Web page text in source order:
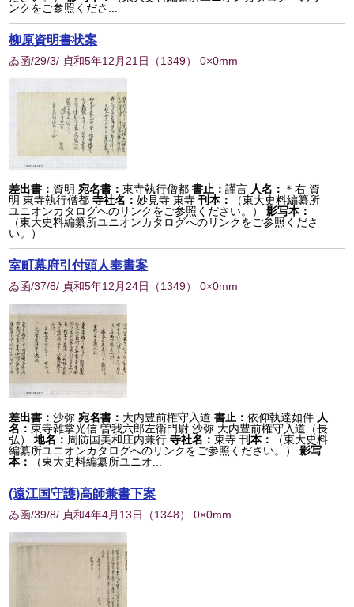
ンクをご参照くださ...
柳原資明書状案
ゐ函/29/3/ 貞和5年12月21日 （1349） 0×0mm
差出書： 資明 宛名書：東寺執行僧都 書止：謹言 人名： ＊右 資
明 東寺執行僧都 寺社名：妙見寺 東寺 刊本：
（東大史料編纂所
ユニオンカタログへのリンクをご参照ください。）
影写本：
（東大史料編纂所ユニオンカタログへのリンクをご参照くださ
い。）
室町幕府引付頭人奉書案
ゐ函/37/8/ 貞和5年12月24日 （1349） 0×0mm
差出書：沙弥 宛名書： 大内豊前権守入道 書止：依仰執達如件 人
名：東寺雑掌光信 曽我六郎左衛門尉 沙弥 大内豊前権守入道（長
弘）
地名： 周防国美和庄内兼行 寺社名：東寺 刊本：
（東大史料
編纂所ユニオンカタログへのリンクをご参照ください。）
影写
本：
（東大史料編纂所ユニオ...
(遠江国守護)高師兼書下案
ゐ函/39/8/ 貞和4年4月13日 （1348） 0×0mm